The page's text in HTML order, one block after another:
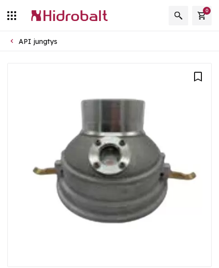
0
API jungtys